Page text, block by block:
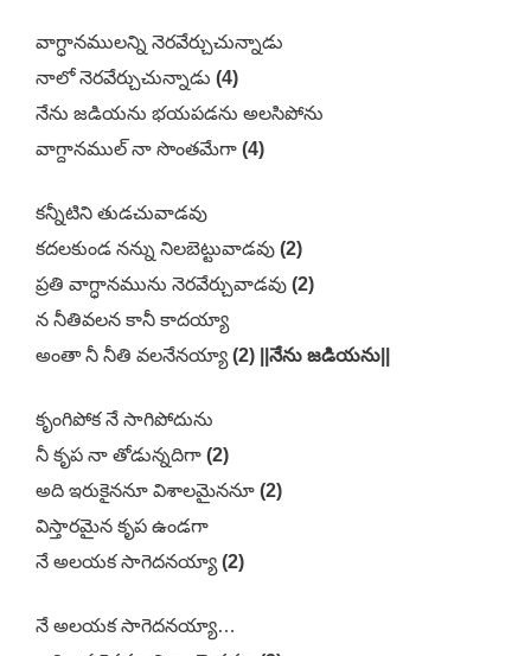
వాగ్ధానములన్ని నెరవేర్చుచున్నాడు
నాలో నెరవేర్చుచున్నాడు (4)
నేను జడియను భయపడను అలసిపోను
వాగ్దానముల్ నా సొంతమేగా (4)
కన్నీటిని తుడచువాడవు
కదలకుండ నన్ను నిలబెట్టువాడవు (2)
ప్రతి వాగ్ధానమును నెరవేర్చువాడవు (2)
న నీతివలన కానీ కాదయ్యా
అంతా నీ నీతి వలనేనయ్యా (2) ||నేను జడియను||
కృంగిపోక నే సాగిపోదును
నీ కృప నా తోడున్నదిగా (2)
అది ఇరుకైననూ విశాలమైననూ (2)
విస్తారమైన కృప ఉండగా
నే అలయక సాగెదనయ్యా (2)
నే అలయక సాగెదనయ్యా…